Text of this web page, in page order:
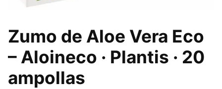
Zumo de Aloe Vera Eco
– Aloineco · Plantis · 20
ampollas